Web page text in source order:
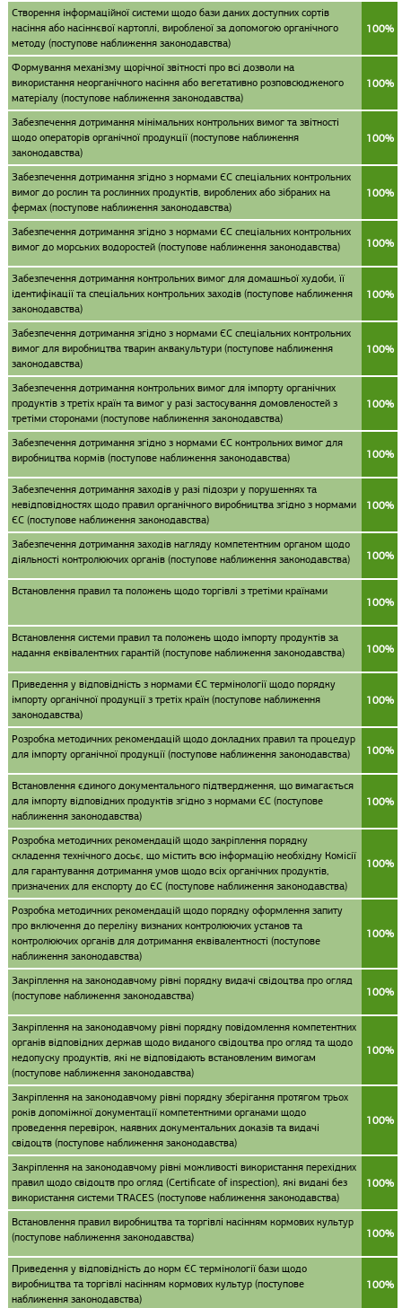
Створення інформаційної системи щодо бази даних доступних сортів
насіння або насіннєвої картоплі, виробленої за допомогою органічного
методу (поступове наближення законодавства)
100%
Формування механізму щорічної звітності про всі дозволи на
використання неорганічного насіння або вегетативно розповсюдженого
матеріалу (поступове наближення законодавства)
100%
Забезпечення дотримання мінімальних контрольних вимог та звітності
щодо операторів органічної продукції (поступове наближення
законодавства)
100%
Забезпечення дотримання згідно з нормами ЄС спеціальних контрольних
вимог до рослин та рослинних продуктів, вироблених або зібраних на
фермах (поступове наближення законодавства)
100%
Забезпечення дотримання згідно з нормами ЄС спеціальних контрольних
вимог до морських водоростей (поступове наближення законодавства)
100%
Забезпечення дотримання контрольних вимог для домашньої худоби, її
ідентифікації та спеціальних контрольних заходів (поступове наближення
законодавства)
100%
Забезпечення дотримання згідно з нормами ЄС спеціальних контрольних
вимог для виробництва тварин аквакультури (поступове наближення
законодавства)
100%
Забезпечення дотримання контрольних вимог для імпорту органічних
продуктів з третіх країн та вимог у разі застосування домовленостей з
третіми сторонами (поступове наближення законодавства)
100%
Забезпечення дотримання згідно з нормами ЄС контрольних вимог для
виробництва кормів (поступове наближення законодавства)
100%
Забезпечення дотримання заходів у разі підозри у порушеннях та
невідповідностях щодо правил органічного виробництва згідно з нормами
ЄС (поступове наближення законодавства)
100%
Забезпечення дотримання заходів нагляду компетентним органом щодо
діяльності контролюючих органів (поступове наближення законодавства)
100%
Встановлення правил та положень щодо торгівлі з третіми країнами
100%
Встановлення системи правил та положень щодо імпорту продуктів за
надання еквівалентних гарантій (поступове наближення законодавства)
100%
Приведення у відповідність з нормами ЄС термінології щодо порядку
імпорту органічної продукції з третіх країн (поступове наближення
законодавства)
100%
Розробка методичних рекомендацій щодо докладних правил та процедур
для імпорту органічної продукції (поступове наближення законодавства)
100%
Встановлення єдиного документального підтвердження, що вимагається
для імпорту відповідних продуктів згідно з нормами ЄС (поступове
наближення законодавства)
100%
Розробка методичних рекомендацій щодо закріплення порядку
складення технічного досьє, що містить всю інформацію необхідну Комісії
для гарантування дотримання умов щодо всіх органічних продуктів,
призначених для експорту до ЄС (поступове наближення законодавства)
100%
Розробка методичних рекомендацій щодо порядку оформлення запиту
про включення до переліку визнаних контролюючих установ та
контролюючих органів для дотримання еквівалентності (поступове
наближення законодавства)
100%
Закріплення на законодавчому рівні порядку видачі свідоцтва про огляд
(поступове наближення законодавства)
100%
Закріплення на законодавчому рівні порядку повідомлення компетентних
органів відповідних держав щодо виданого свідоцтва про огляд та щодо
недопуску продуктів, які не відповідають встановленим вимогам
(поступове наближення законодавства)
100%
Закріплення на законодавчому рівні порядку зберігання протягом трьох
років допоміжної документації компетентними органами щодо
проведення перевірок, наявних документальних доказів та видачі
свідоцтв (поступове наближення законодавства)
100%
Закріплення на законодавчому рівні можливості використання перехідних
правил щодо свідоцтв про огляд (Certificate of inspection), які видані без
використання системи TRACES (поступове наближення законодавства)
100%
Встановлення правил виробництва та торгівлі насінням кормових культур
(поступове наближення законодавства)
100%
Приведення у відповідність до норм ЄС термінології бази щодо
виробництва та торгівлі насінням кормових культур (поступове
наближення законодавства)
100%